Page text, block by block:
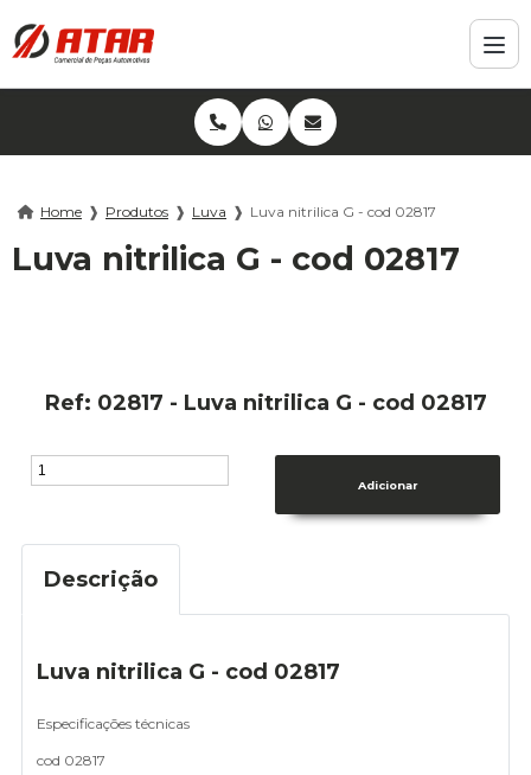
Home ❱ Produtos ❱ Luva ❱ Luva nitrilica G - cod 02817
Luva nitrilica G - cod 02817
Ref: 02817 - Luva nitrilica G - cod 02817
Descrição
Luva nitrilica G - cod 02817
Especificações técnicas
cod 02817